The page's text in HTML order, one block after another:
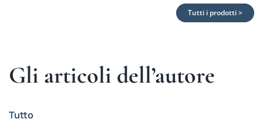
Tutti i prodotti >
Gli articoli dell’autore
Tutto